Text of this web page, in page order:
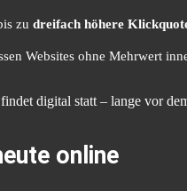
zu dreifach höhere
Websites ohne Mehrwert
digital statt – lange vor
online